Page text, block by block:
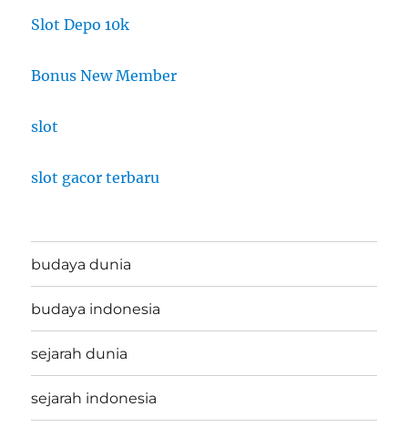
Slot Depo 10k
Bonus New Member
slot
slot gacor terbaru
budaya dunia
budaya indonesia
sejarah dunia
sejarah indonesia